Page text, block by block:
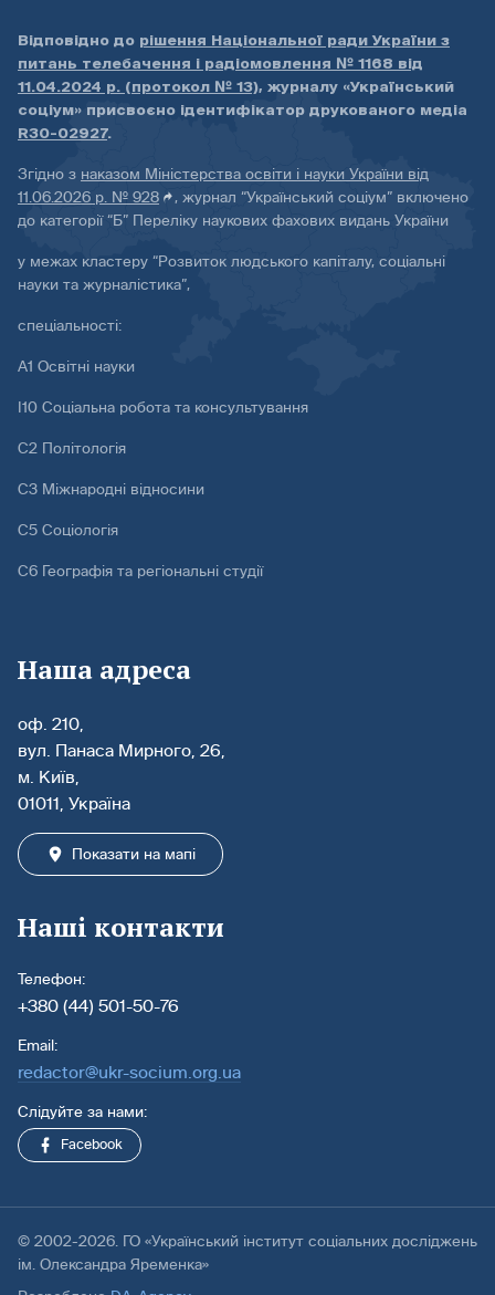
Відповідно до рішення Національної ради України з
питань телебачення і радіомовлення № 1168 від
11.04.2024 р. (протокол № 13), журналу «Український
соціум» присвоєно ідентифікатор друкованого медіа
R30-02927.
Згідно з наказом Міністерства освіти і науки України від
11.06.2026 р. № 928
, журнал “Український соціум” включено
до категорії “Б” Переліку наукових фахових видань України
у межах кластеру “Розвиток людського капіталу, соціальні
науки та журналістика”,
спеціальності:
А1 Освітні науки
І10 Соціальна робота та консультування
С2 Політологія
С3 Міжнародні відносини
С5 Соціологія
С6 Географія та регіональні студії
Наша адреса
оф. 210,
вул. Панаса Мирного, 26,
м. Київ,
01011, Україна
Показати на мапі
Наші контакти
Телефон:
+380 (44) 501-50-76
Email:
redactor@ukr-socium.org.ua
Слідуйте за нами:
Facebook
© 2002-2026. ГО «Український інститут соціальних досліджень
ім. Олександра Яременка»